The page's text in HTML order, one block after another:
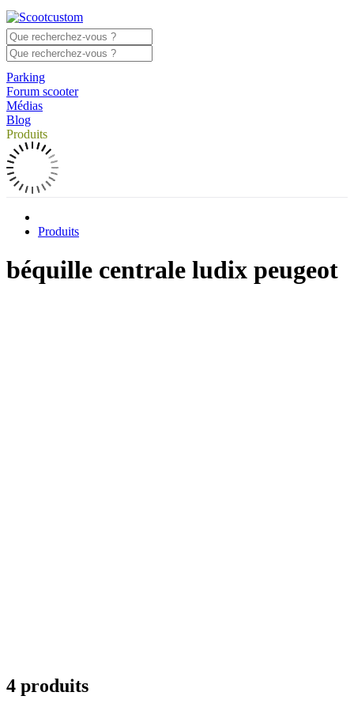
Parking
Forum scooter
Médias
Blog
Produits
Produits
béquille centrale ludix peugeot
4 produits